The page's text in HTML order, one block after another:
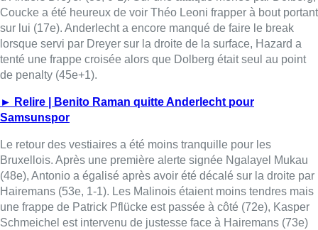
Coucke a été heureux de voir Théo Leoni frapper à bout portant
sur lui (17e). Anderlecht a encore manqué de faire le break
lorsque servi par Dreyer sur la droite de la surface, Hazard a
tenté une frappe croisée alors que Dolberg était seul au point
de penalty (45e+1).
► Relire | Benito Raman quitte Anderlecht pour
Samsunspor
Le retour des vestiaires a été moins tranquille pour les
Bruxellois. Après une première alerte signée Ngalayel Mukau
(48e), Antonio a égalisé après avoir été décalé sur la droite par
Hairemans (53e, 1-1). Les Malinois étaient moins tendres mais
une frappe de Patrick Pflücke est passée à côté (72e), Kasper
Schmeichel est intervenu de justesse face à Hairemans (73e)